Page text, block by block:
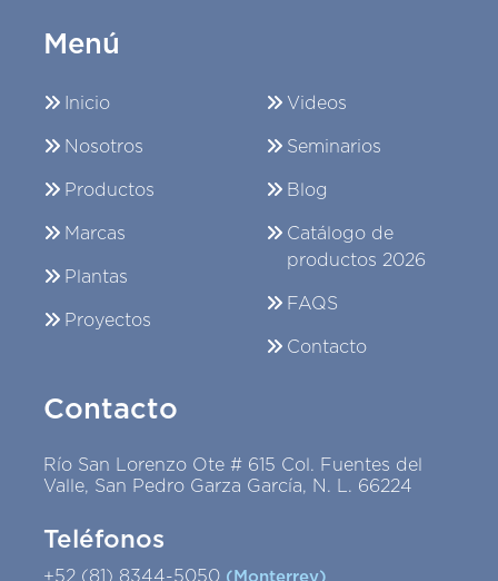
Menú
Inicio
Nosotros
Productos
Marcas
Plantas
Proyectos
Videos
Seminarios
Blog
Catálogo de
productos 2026
FAQS
Contacto
Contacto
Río San Lorenzo Ote # 615 Col. Fuentes del
Valle, San Pedro Garza García, N. L. 66224
Teléfonos
+52 (81) 8344-5050 (Monterrey)